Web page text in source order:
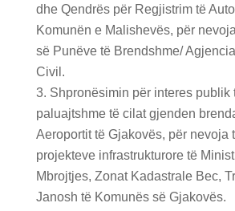
dhe Qendrës për Regjistrim të
Komunën e Malishevës, për
së Punëve të Brendshme/
Civil.
Shpronësimin për interes publik
paluajtshme të cilat gjenden
Aeroportit të Gjakovës, për nevoja
projekteve infrastrukturore të
Mbrojtjes, Zonat Kadastrale Bec,
Janosh të Komunës së Gjakovës.